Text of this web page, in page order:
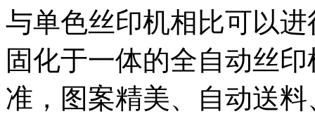
与单色丝印机相比可以
固化于一体的全自动丝
准，图案精美、自动送